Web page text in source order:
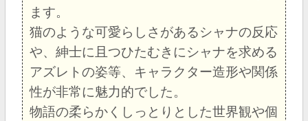
ます。
猫のような可愛らしさがあるシャナの反応
や、紳士に且つひたむきにシャナを求める
アズレトの姿等、キャラクター造形や関係
性が非常に魅力的でした。
物語の柔らかくしっとりとした世界観や個